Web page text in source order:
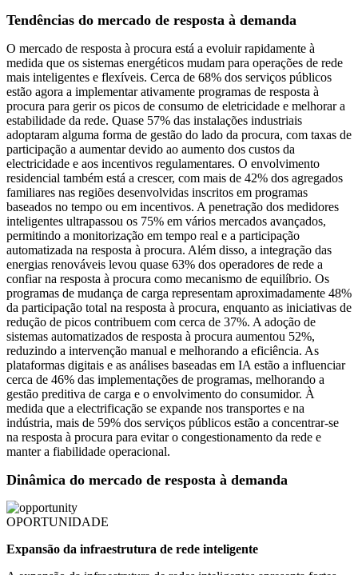
Tendências do mercado de resposta à demanda
O mercado de resposta à procura está a evoluir rapidamente à
medida que os sistemas energéticos mudam para operações de rede
mais inteligentes e flexíveis. Cerca de 68% dos serviços públicos
estão agora a implementar ativamente programas de resposta à
procura para gerir os picos de consumo de eletricidade e melhorar a
estabilidade da rede. Quase 57% das instalações industriais
adoptaram alguma forma de gestão do lado da procura, com taxas de
participação a aumentar devido ao aumento dos custos da
electricidade e aos incentivos regulamentares. O envolvimento
residencial também está a crescer, com mais de 42% dos agregados
familiares nas regiões desenvolvidas inscritos em programas
baseados no tempo ou em incentivos. A penetração dos medidores
inteligentes ultrapassou os 75% em vários mercados avançados,
permitindo a monitorização em tempo real e a participação
automatizada na resposta à procura. Além disso, a integração das
energias renováveis ​​levou quase 63% dos operadores de rede a
confiar na resposta à procura como mecanismo de equilíbrio. Os
programas de mudança de carga representam aproximadamente 48%
da participação total na resposta à procura, enquanto as iniciativas de
redução de picos contribuem com cerca de 37%. A adoção de
sistemas automatizados de resposta à procura aumentou 52%,
reduzindo a intervenção manual e melhorando a eficiência. As
plataformas digitais e as análises baseadas em IA estão a influenciar
cerca de 46% das implementações de programas, melhorando a
gestão preditiva de carga e o envolvimento do consumidor. À
medida que a electrificação se expande nos transportes e na
indústria, mais de 59% dos serviços públicos estão a concentrar-se
na resposta à procura para evitar o congestionamento da rede e
manter a fiabilidade operacional.
Dinâmica do mercado de resposta à demanda
OPORTUNIDADE
Expansão da infraestrutura de rede inteligente